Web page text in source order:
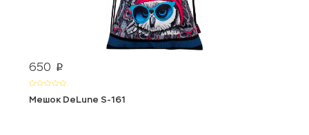
650 p
Мешок DeLune S-161